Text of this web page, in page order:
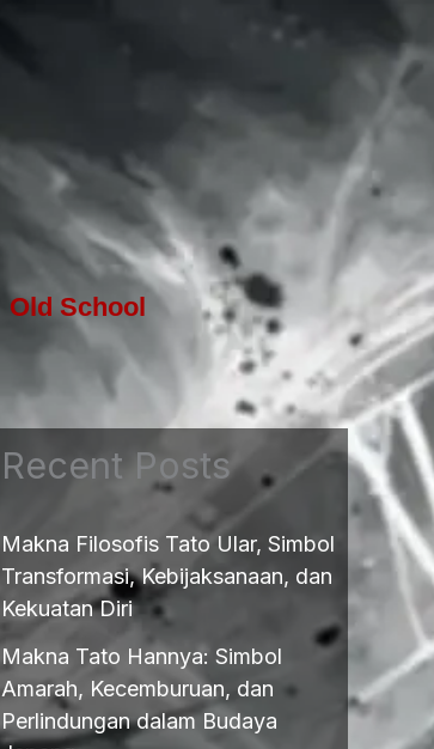
Old School
Recent Posts
Makna Filosofis Tato Ular, Simbol
Transformasi, Kebijaksanaan, dan
Kekuatan Diri
Makna Tato Hannya: Simbol
Amarah, Kecemburuan, dan
Perlindungan dalam Budaya